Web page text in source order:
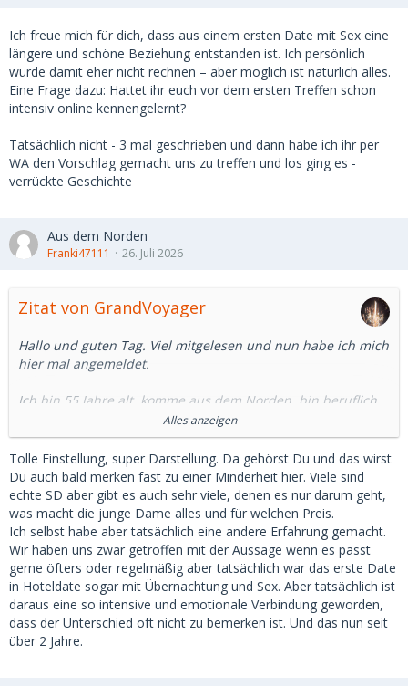
Ich freue mich für dich, dass aus einem ersten Date mit Sex eine
längere und schöne Beziehung entstanden ist. Ich persönlich
würde damit eher nicht rechnen – aber möglich ist natürlich alles.
Eine Frage dazu: Hattet ihr euch vor dem ersten Treffen schon
intensiv online kennengelernt?
Tatsächlich nicht - 3 mal geschrieben und dann habe ich ihr per
WA den Vorschlag gemacht uns zu treffen und los ging es -
verrückte Geschichte
Aus dem Norden
Franki47111 26. Juli 2026
Zitat von GrandVoyager
Hallo und guten Tag. Viel mitgelesen und nun habe ich mich
hier mal angemeldet.
Ich bin 55 Jahre alt, komme aus dem Norden, bin beruflich
sehr etabliert und seit rund zehn Jahren - mit kleineren
Unterbrechungen von jeweils nur wenigen Monaten - als
Sugardaddy aktiv. Die Beziehungen reichten von einigen
Wochen bis hin zu drei Jahren.
Seit 25 Jahren bin ich verheiratet. Kinder und Immobilien
gehören ebenso dazu. Diese Ehe soll bestehen bleiben, was
meinen zeitlichen und organisatorischen Spielraum für
Sugardating naturgemäß immer einschränkt.
Ich bin recht anspruchsvoll was mein Gegenüber angeht.
Hübsches Gesicht, Intellekt, dazu schlank. Zu viele Tattoos
oder Piercings sowie Unzuverlässigkeit sind für mich nicht
Alles anzeigen
Tolle Einstellung, super Darstellung. Da gehörst Du und das wirst
Du auch bald merken fast zu einer Minderheit hier. Viele sind
echte SD aber gibt es auch sehr viele, denen es nur darum geht,
was macht die junge Dame alles und für welchen Preis.
Ich selbst habe aber tatsächlich eine andere Erfahrung gemacht.
Wir haben uns zwar getroffen mit der Aussage wenn es passt
gerne öfters oder regelmäßig aber tatsächlich war das erste Date
in Hoteldate sogar mit Übernachtung und Sex. Aber tatsächlich ist
daraus eine so intensive und emotionale Verbindung geworden,
dass der Unterschied oft nicht zu bemerken ist. Und das nun seit
über 2 Jahre.